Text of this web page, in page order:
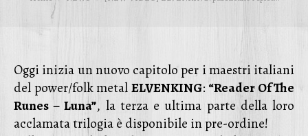
Oggi inizia un nuovo capitolo per i maestri italiani
del power/folk metalELVENKING: “Reader Of The
Runes – Luna”, la terza e ultima parte della loro
acclamata trilogia è disponibile in pre-ordine!